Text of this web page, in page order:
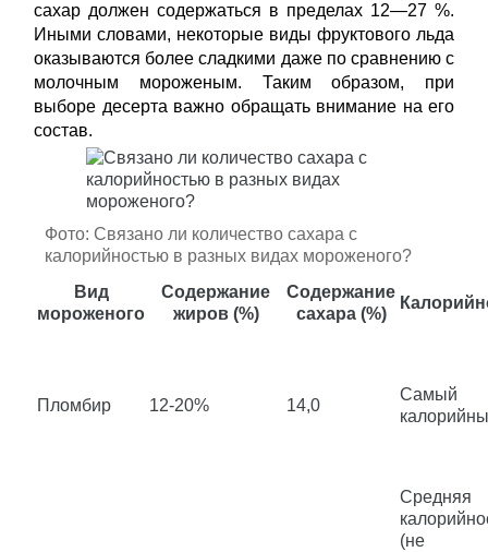
сахар должен содержаться в пределах 12―27 %.
Иными словами, некоторые виды фруктового льда
оказываются более сладкими даже по сравнению с
молочным мороженым. Таким образом, при
выборе десерта важно обращать внимание на его
состав.
Фото: Связано ли количество сахара с
калорийностью в разных видах мороженого?
Вид
мороженого
Содержание
жиров (%)
Содержание
сахара (%)
Пломбир 12-20% 14,0
Самый
Средняя
(не